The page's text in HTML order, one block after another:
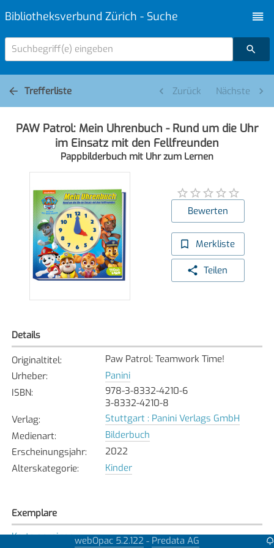
Bibliotheksverbund Zürich - Suche
Suchbegriff(e) eingeben
Trefferliste Zurück Nächste
PAW Patrol: Mein Uhrenbuch - Rund um die Uhr
im Einsatz mit den Fellfreunden
Pappbilderbuch mit Uhr zum Lernen
Bewerten
Merkliste
Teilen
Details
Originaltitel:
Paw Patrol: Teamwork Time!
Urheber:
Panini
ISBN:
978-3-8332-4210-6
3-8332-4210-8
Verlag:
Stuttgart : Panini Verlags GmbH
Medienart:
Bilderbuch
Erscheinungsjahr:
2022
Alterskategorie: Kinder
Exemplare
Karte anzeigenwebOpac 5.2.122 - Predata AG